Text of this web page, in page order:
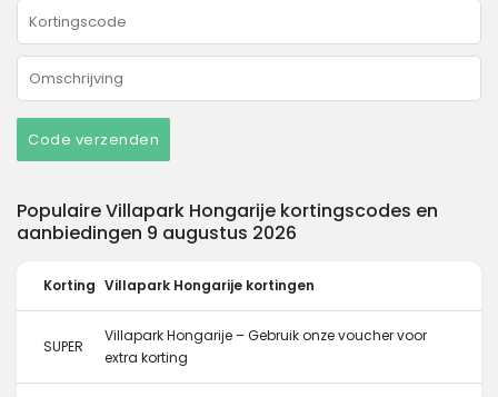
Code verzenden
Populaire Villapark Hongarije kortingscodes en
aanbiedingen 9 augustus 2026
Korting Villapark Hongarije kortingen
SUPER
Villapark Hongarije – Gebruik onze voucher voor
extra korting